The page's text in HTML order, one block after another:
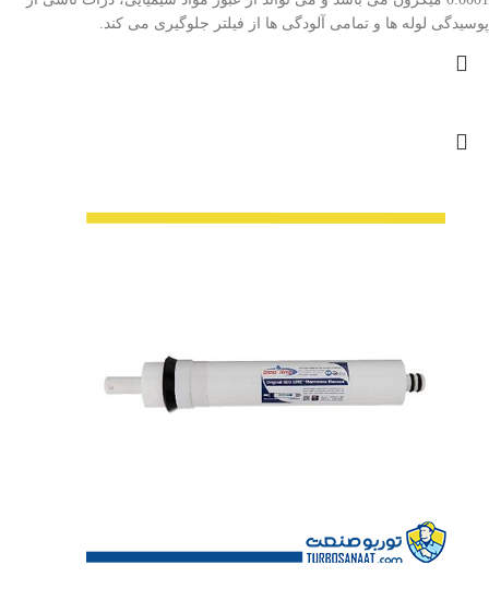
پوسیدگی لوله ها و تمامی آلودگی ها از فیلتر جلوگیری می کند.